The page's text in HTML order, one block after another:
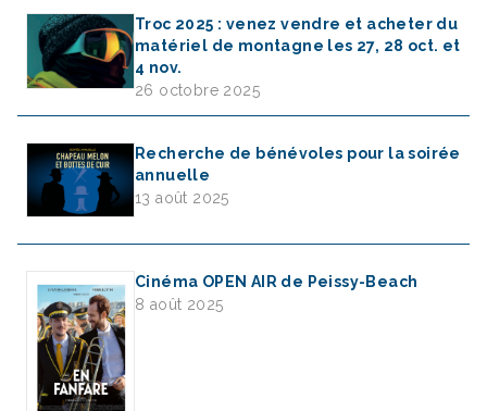
Troc 2025 : venez vendre et acheter du
matériel de montagne les 27, 28 oct. et
4 nov.
26 octobre 2025
Recherche de bénévoles pour la soirée
annuelle
13 août 2025
Cinéma OPEN AIR de Peissy-Beach
8 août 2025